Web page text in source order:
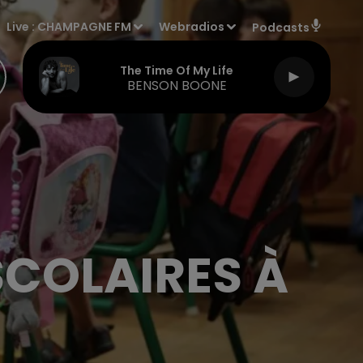
Live :CHAMPAGNE FM Webradios Podcasts
The Time Of My Life
BENSON BOONE
À